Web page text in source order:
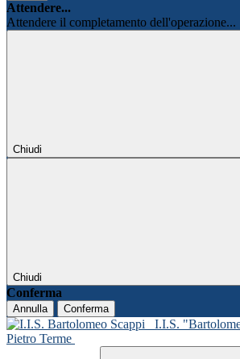
Attendere...
Attendere il completamento dell'operazione...
Chiudi
Chiudi
Conferma
Annulla Conferma
I.I.S.
Pietro Terme